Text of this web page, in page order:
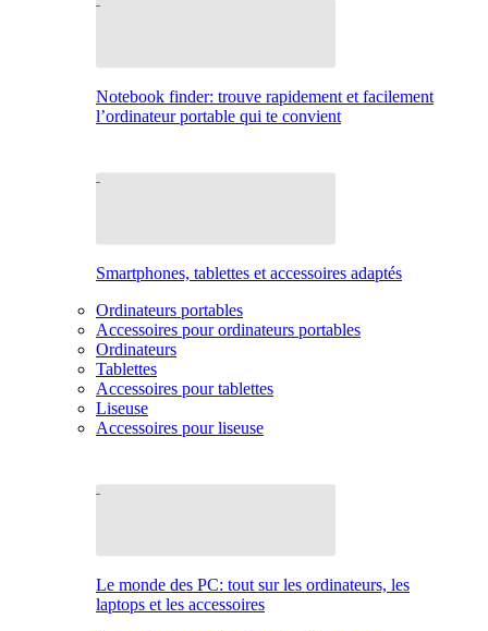
Notebook finder: trouve rapidement et facilement
l’ordinateur portable qui te convient
Smartphones, tablettes et accessoires adaptés
Ordinateurs portables
Accessoires pour ordinateurs portables
Ordinateurs
Tablettes
Accessoires pour tablettes
Liseuse
Accessoires pour liseuse
Le monde des PC: tout sur les ordinateurs, les
laptops et les accessoires